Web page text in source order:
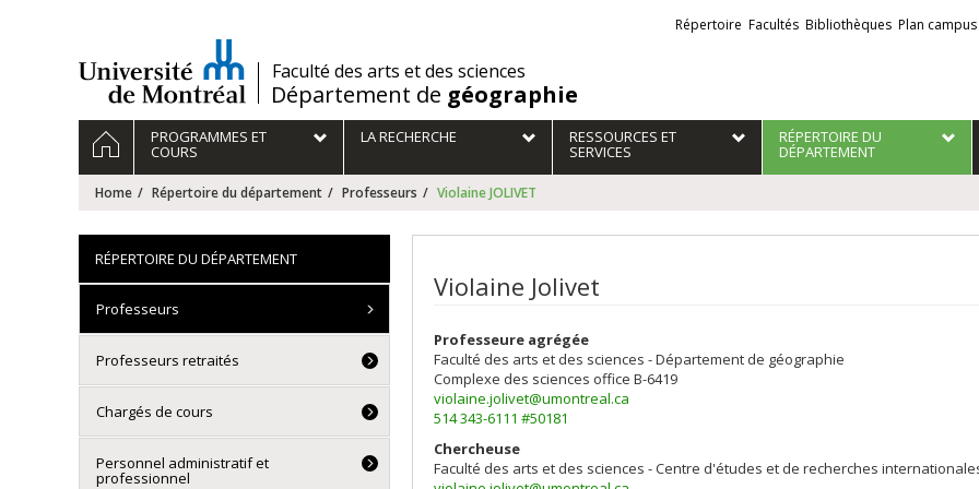
/Faculté des arts et des sciences
Département de géographie
Liens
externes
Répertoire Facultés Bibliothèques Plan campus
Navigation
principale
HOMEPROGRAMMES ET
COURS
LA RECHERCHE RESSOURCES ET
SERVICES
RÉPERTOIRE DU
DÉPARTEMENT
Home Répertoire du département Professeurs Violaine JOLIVET
Violaine Jolivet
Professeure agrégée
Faculté des arts et des sciences - Département de géographie
Complexe des sciences office B-6419
violaine.jolivet@umontreal.ca
514 343-6111 #50181
Chercheuse
Faculté des arts et des sciences - Centre d'études et de recherches
RÉPERTOIRE DU DÉPARTEMENT
Professeurs
Professeurs retraités
Chargés de cours
Personnel administratif et
professionnel